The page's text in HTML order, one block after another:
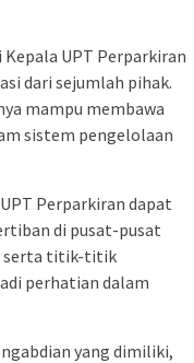
UPT Perparkiran
dari sejumlah pihak.
mampu membawa
sistem pengelolaan
Perparkiran dapat
di pusat-pusat
serta titik-titik
perhatian dalam
yang dimiliki,